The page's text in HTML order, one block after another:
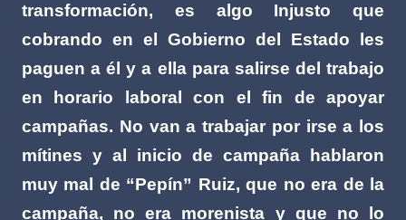
transformación, es algo Injusto que
cobrando en el Gobierno del Estado les
paguen a él y a ella para salirse del trabajo
en horario laboral con el fin de apoyar
campañas. No van a trabajar por irse a los
mítines y al inicio de campaña hablaron
muy mal de “Pepín” Ruiz, que no era de la
campaña, no era morenista y que no lo